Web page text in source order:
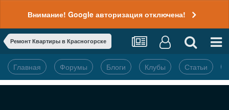
Внимание! Google авторизация отключена!
Ремонт Квартиры в Красногорске
Главная Форумы Блоги Клубы Статьи